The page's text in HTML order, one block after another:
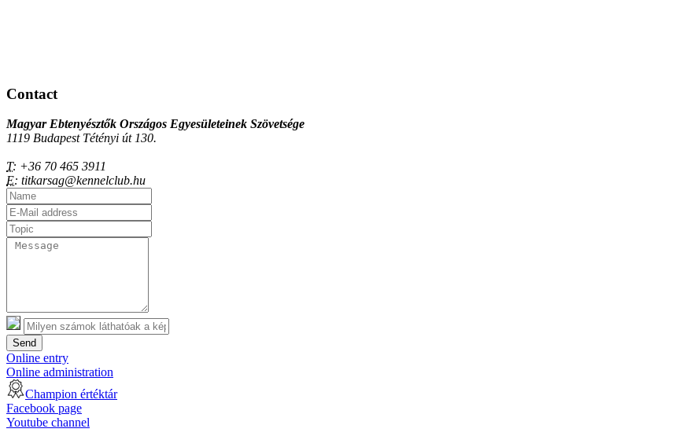
Contact
Magyar Ebtenyésztők Országos Egyesületeinek Szövetsége
1119 Budapest Tétényi út 130.
T: +36 70 465 3911
E: titkarsag@kennelclub.hu
Send
Online entry
Online administration
Champion értéktár
Facebook page
Youtube channel